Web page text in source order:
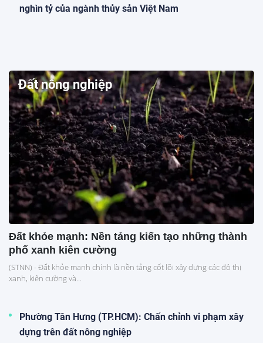
nghìn tỷ của ngành thủy sản Việt Nam
Đất nông nghiệp
Đất khỏe mạnh: Nền tảng kiến tạo những thành
phố xanh kiên cường
(STNN) - Đất khỏe mạnh chính là nền tảng cốt lõi xây dựng các đô thị
xanh, kiên cường và...
Phường Tân Hưng (TP.HCM): Chấn chỉnh vi phạm xây
dựng trên đất nông nghiệp